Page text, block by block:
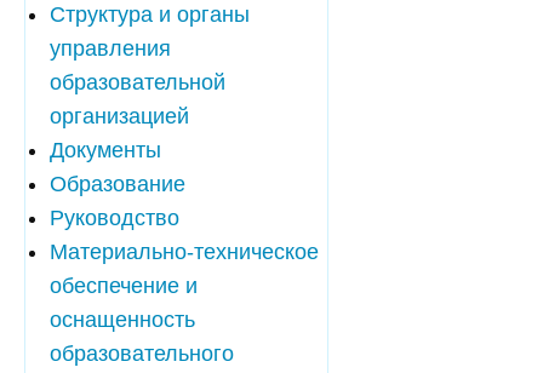
Структура и органы
управления
образовательной
организацией
Документы
Образование
Руководство
Материально-техническое
обеспечение и
оснащенность
образовательного